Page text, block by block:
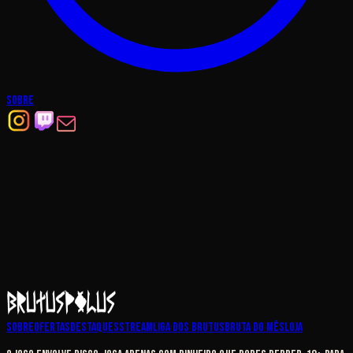
Sobre
SobreOfertasDestaquesStreamLiga dos BrutusBruta do MêsLoja